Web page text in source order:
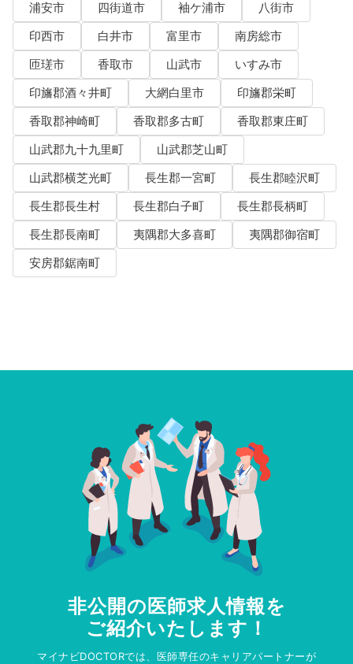
浦安市
四街道市 袖ケ浦市
八街市
印西市
白井市 富里市
南房総市
匝瑳市
香取市 山武市
いすみ市
印旛郡酒々井町
大網白里市
印旛郡栄町
香取郡神崎町
香取郡多古町
香取郡東庄町
山武郡九十九里町
山武郡芝山町
山武郡横芝光町
長生郡一宮町
長生郡睦沢町
長生郡長生村
長生郡白子町
長生郡長柄町
長生郡長南町
夷隅郡大多喜町
夷隅郡御宿町
安房郡鋸南町
非公開の医師求人情報を
ご紹介いたします！
マイナビDOCTORでは、医師専任のキャリアパートナーが